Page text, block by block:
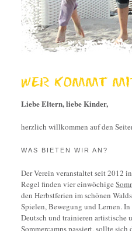
WER KOMMT
Liebe Eltern, liebe Kinder,
herzlich willkommen auf den
WAS BIETEN WIR AN?
Der Verein veranstaltet seit 2012
Regel finden vier einwöchige
den Herbstferien im schönen
Spielen, Bewegung und Lernen.
Deutsch und trainieren artistische
Sommercamps passiert, sollte sich